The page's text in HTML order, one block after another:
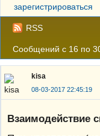
зарегистрироваться
RSS
Сообщений с 16 по
kisa
08-03-2017 22:45:19
Взаимодействие